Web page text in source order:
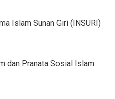
Islam Sunan Giri (INSURI)
dan Pranata Sosial Islam